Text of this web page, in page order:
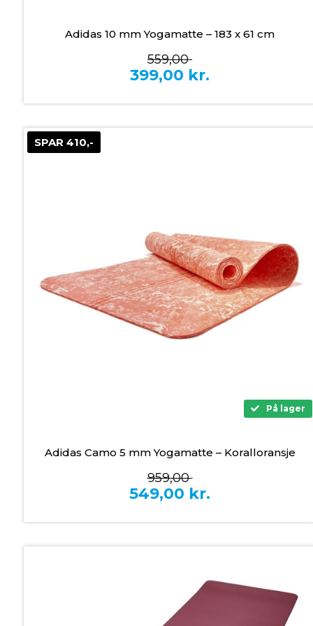
Adidas 10 mm Yogamatte – 183 x 61 cm
559,00
399,00 kr.
SPAR 410,-
På lager
Adidas Camo 5 mm Yogamatte – Koralloransje
959,00
549,00 kr.